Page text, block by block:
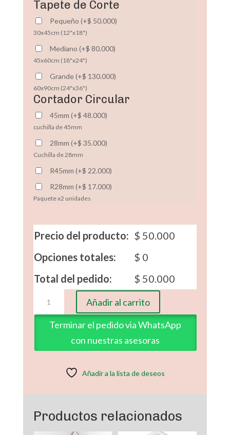
Tapete de Corte
Pequeño (+$ 50.000)
30x45cm (12"x18")
Mediano (+$ 80.000)
45x60cm (18"x24")
Grande(+$ 130.000)
60x90cm (24"x36")
Cortador Circular
45mm (+$ 48.000)
cuchilla de 45mm
28mm (+$ 35.000)
Cuchilla de 28mm
R45mm (+$ 22.000)
R28mm (+$ 17.000)
Paquete x2 unidades
Precio del producto: $ 50.000
Opciones totales:
$ 0
Total del pedido:
$ 50.000
Tecnica
de
cantidad
Añadir al carrito
Terminar el pedido via WhatsApp
con nuestras asesoras
Añadir a la lista de deseos
Productos relacionados